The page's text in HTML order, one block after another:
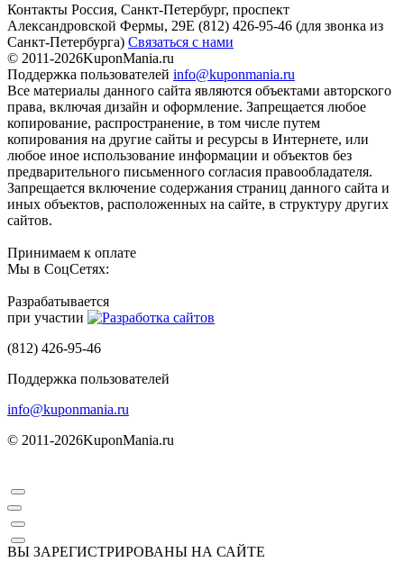
Контакты Россия, Санкт-Петербург, проспект
Александровской Фермы, 29Е (812) 426-95-46 (для звонка из
Санкт-Петербурга) Связаться с нами
© 2011-2026KuponMania.ru
Поддержка пользователей info@kuponmania.ru
Все материалы данного сайта являются объектами авторского
права, включая дизайн и оформление. Запрещается любое
копирование, распространение, в том числе путем
копирования на другие сайты и ресурсы в Интернете, или
любое иное использование информации и объектов без
предварительного письменного согласия правообладателя.
Запрещается включение содержания страниц данного сайта и
иных объектов, расположенных на сайте, в структуру других
сайтов.
Принимаем к оплате
Мы в СоцСетях:
Разрабатывается
при участии
(812) 426-95-46
Поддержка пользователей
info@kuponmania.ru
© 2011-2026KuponMania.ru
ВЫ ЗАРЕГИСТРИРОВАНЫ НА САЙТЕ